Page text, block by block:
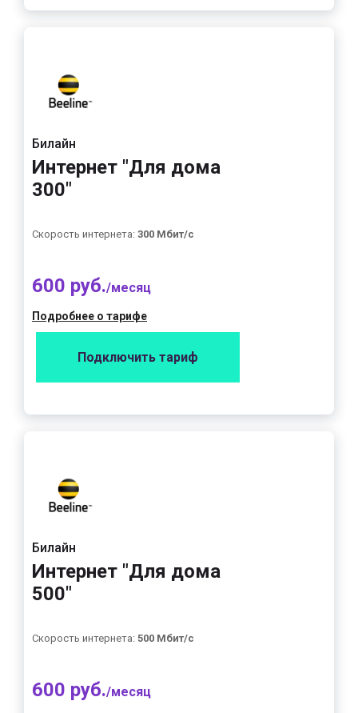
Билайн
Интернет "Для дома
300"
Скорость интернета: 300 Мбит/с
600 руб./месяц
Подробнее о тарифе
Подключить тариф
Билайн
Интернет "Для дома
500"
Скорость интернета: 500 Мбит/с
600 руб./месяц